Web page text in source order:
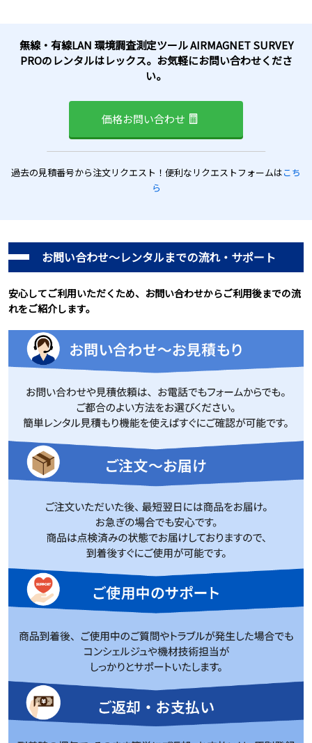
無線・有線LAN 環境調査測定ツール AIRMAGNET SURVEY
PROのレンタルはレックス。お気軽にお問い合わせくださ
い。
価格お問い合わせ
過去の見積番号から注文リクエスト！便利なリクエストフォームはこち
ら
お問い合わせ～レンタルまでの流れ・サポート
安心してご利用いただくため、お問い合わせからご利用後までの流
れをご紹介します。